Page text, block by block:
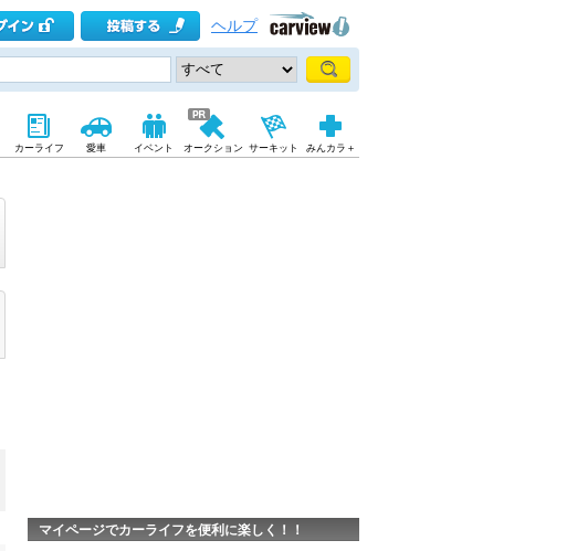
ヘルプ
カーライフ 愛車 イベント オークション サーキット みんカラ＋
マイページでカーライフを便利に楽しく！！